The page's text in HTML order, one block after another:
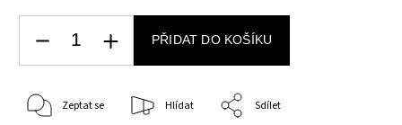
PŘIDAT DO KOŠÍKU
Zeptat se Hlídat Sdílet